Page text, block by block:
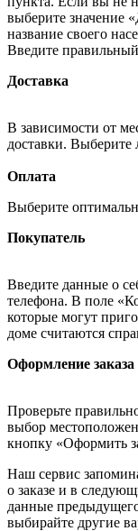
выберите значение
название своего
Введите
Доставка
В зависимости от
доставки.
Оплата
Выберите
Покупатель
Введите данные о
телефона. В поле
которые могут
доме считаются
Оформление заказа
Проверьте
выбор
кнопку «Оформить
Наш сервис
о заказе и в
данные
выбирайте другие